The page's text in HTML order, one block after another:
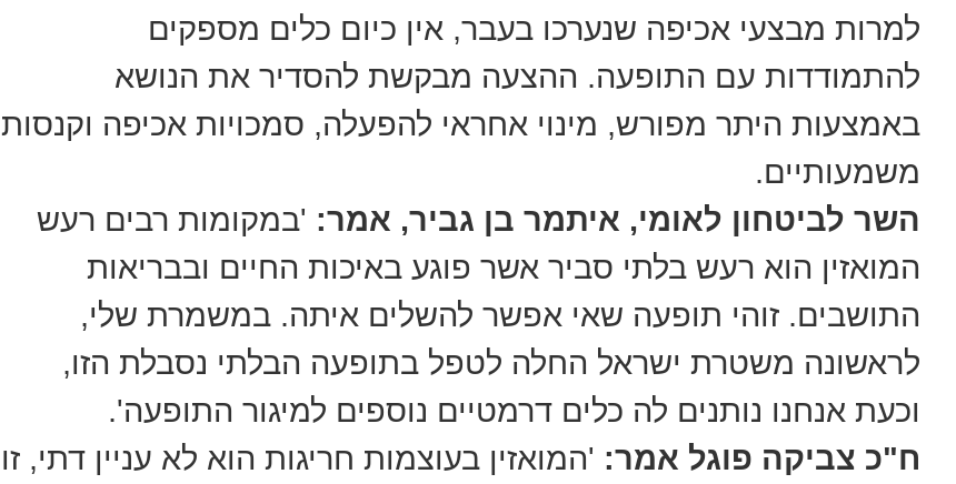
למרות מבצעי אכיפה שנערכו בעבר, אין כיום כלים מספקים
להתמודדות עם התופעה. ההצעה מבקשת להסדיר את הנושא
באמצעות היתר מפורש, מינוי אחראי להפעלה, סמכויות אכיפה וקנסות
משמעותיים.
השר לביטחון לאומי, איתמר בן גביר, אמר: 'במקומות רבים רעש
המואזין הוא רעש בלתי סביר אשר פוגע באיכות החיים ובבריאות
התושבים. זוהי תופעה שאי אפשר להשלים איתה. במשמרת שלי,
לראשונה משטרת ישראל החלה לטפל בתופעה הבלתי נסבלת הזו,
וכעת אנחנו נותנים לה כלים דרמטיים נוספים למיגור התופעה'.
ח"כ צביקה פוגל אמר: 'המואזין בעוצמות חריגות הוא לא עניין דתי, זו